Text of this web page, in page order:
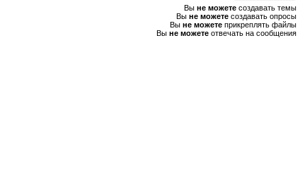
Вы не можете создавать темы
Вы не можете создавать опросы
Вы не можете прикреплять файлы
Вы не можете отвечать на сообщения